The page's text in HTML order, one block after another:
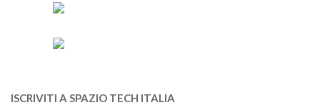
ISCRIVITI A SPAZIO TECH ITALIA